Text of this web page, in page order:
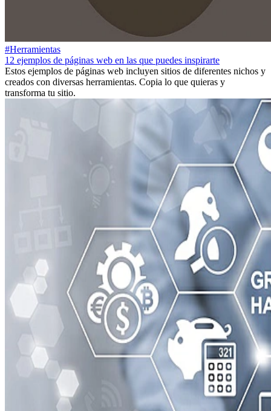
#Herramientas
12 ejemplos de páginas web en las que puedes inspirarte
Estos ejemplos de páginas web incluyen sitios de diferentes nichos y
creados con diversas herramientas. Copia lo que quieras y
transforma tu sitio.